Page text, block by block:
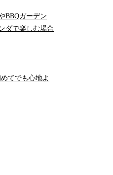
BBQガーデン
ダで楽しむ場合
てでも心地よ